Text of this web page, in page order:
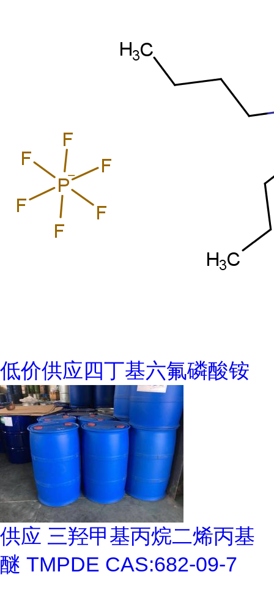
低价供应四丁基六氟磷酸铵
供应 三羟甲基丙烷二烯丙基
醚 TMPDE CAS:682-09-7